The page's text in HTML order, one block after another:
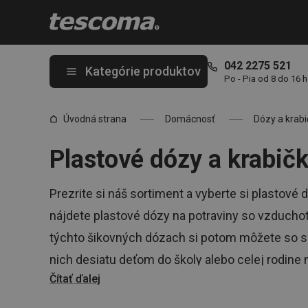
Kategórie produktov 042 2275 521
Po - Pia od 8 do 16
Úvodná strana Domácnosť Dózy a
Plastové dózy a
Prezrite si náš sortiment a vyberte si plastové
nájdete plastové dózy na potraviny so
týchto šikovných dózach si potom môžete so
nich desiatu deťom do školy alebo celej rodine
Čítať ďalej